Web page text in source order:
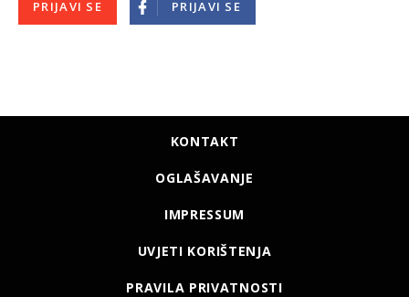
PRIJAVI SE PRIJAVI SE
KONTAKT
OGLAŠAVANJE
IMPRESSUM
UVJETI KORIŠTENJA
PRAVILA PRIVATNOSTI